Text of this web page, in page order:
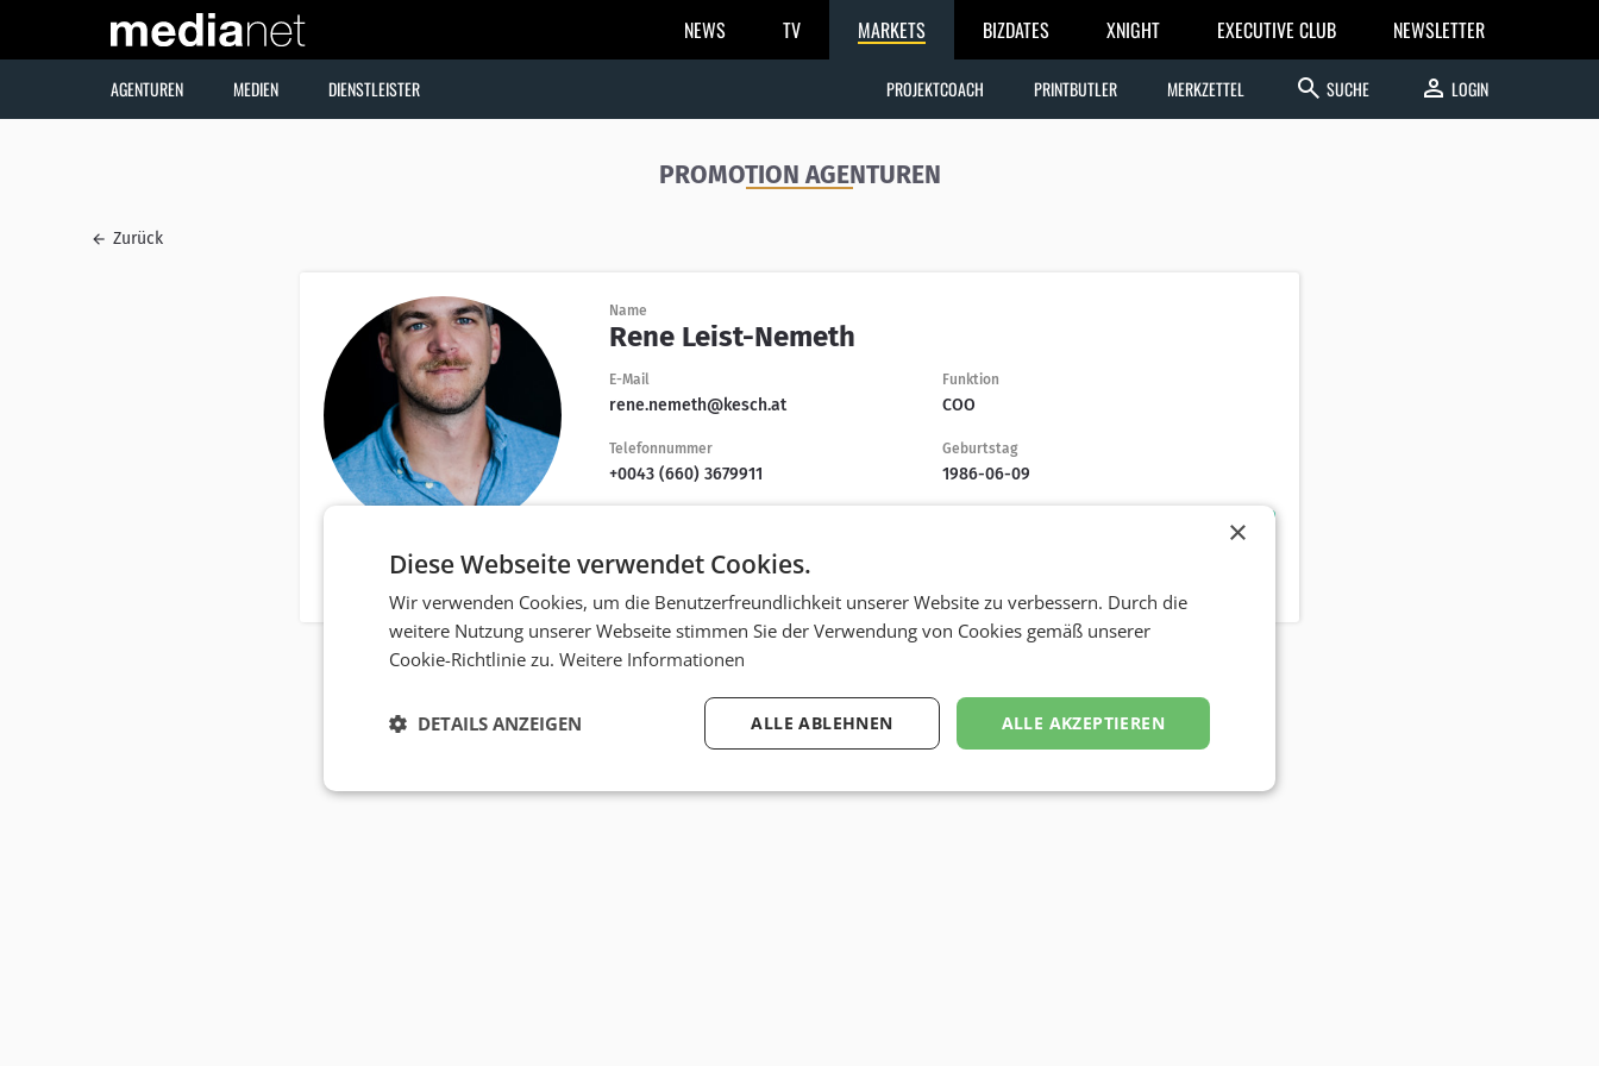
NEWS TV MARKETS BIZDATES XNIGHT EXECUTIVE CLUB NEWSLETTER
AGENTUREN MEDIEN DIENSTLEISTER PROJEKTCOACH PRINTBUTLER MERKZETTEL search SUCHE person LOGIN
PROMOTION AGENTUREN
Zurück
Name
Rene Leist-Nemeth
E-Mail
rene.nemeth@kesch.at
Funktion
COO
Telefonnummer
+0043 (660) 3679911
Geburtstag
1986-06-09
bizbook-Profil von
×
Diese Webseite verwendet Cookies.
Wir verwenden Cookies, um die Benutzerfreundlichkeit unserer Website zu verbessern. Durch die
weitere Nutzung unserer Webseite stimmen Sie der Verwendung von Cookies gemäß unserer
Cookie-Richtlinie zu. Weitere Informationen
ALLE AKZEPTIEREN
ALLE ABLEHNEN
DETAILS ANZEIGEN